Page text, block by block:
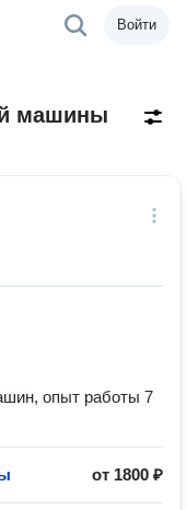
Войти
машины
опыт работы 7
от 1800 ₽